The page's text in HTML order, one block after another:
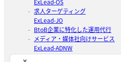
ExLead-OS
求人ターゲティング
ExLead-JO
BtoB企業に特化した運用代行
メディア・媒体社向けサービス
ExLead-ADNW
BtoBの成長を”知識”から。